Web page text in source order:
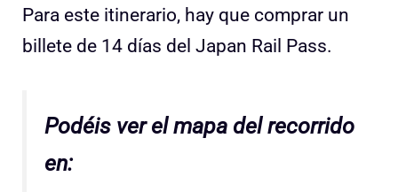
Para este itinerario, hay que comprar un
billete de 14 días del Japan Rail Pass.
Podéis ver el mapa del recorrido
en: